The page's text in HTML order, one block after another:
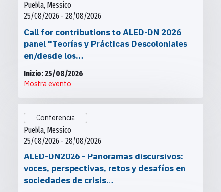
Puebla, Messico
25/08/2026 - 28/08/2026
Call for contributions to ALED-DN 2026
panel "Teorías y Prácticas Descoloniales
en/desde los…
Inizio: 25/08/2026
Mostra evento
Conferencia
Puebla, Messico
25/08/2026 - 28/08/2026
ALED-DN2026 - Panoramas discursivos:
voces, perspectivas, retos y desafíos en
sociedades de crisis…